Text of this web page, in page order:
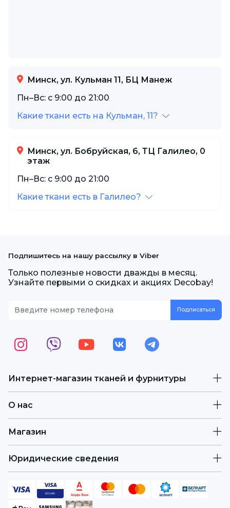
Минск, ул. Кульман 11, БЦ Манеж
Пн–Вс: с 9:00 до 21:00
Какие ткани есть на Кульман, 11?
Минск, ул. Бобруйская, 6, ТЦ Галилео, 0
этаж
Пн–Вс: с 9:00 до 21:00
Какие ткани есть в Галилео?
Интернет-магазин тканей и фурнитуры
О нас
Магазин
Юридические сведения
Подпишитесь на нашу рассылку в Viber
Только полезные новости дважды в месяц.
Узнайте первыми о скидках и акциях Decobay!